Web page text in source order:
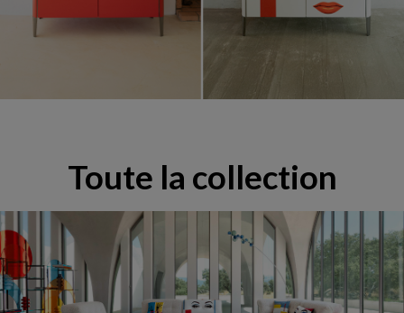
Mobilier & Décoration Pedro Almodóvar
Toute la collection